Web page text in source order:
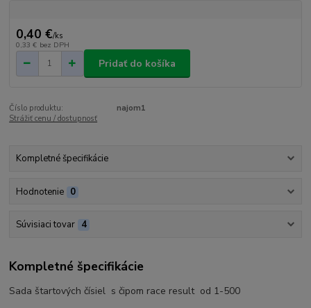
0,40 €/ks
0,33 € bez DPH
Pridať do košíka
Číslo produktu:
najom1
Strážiť cenu / dostupnosť
Kompletné špecifikácie
Hodnotenie 0
Súvisiaci tovar 4
Kompletné špecifikácie
Sada štartových čísiel s čipom race result od 1-500